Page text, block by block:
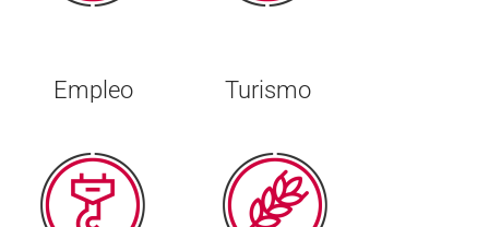
Empleo Turismo